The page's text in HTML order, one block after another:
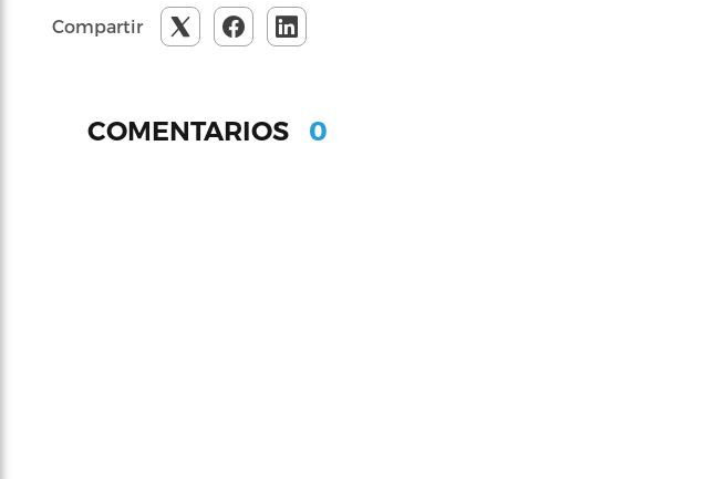
Compartir
COMENTARIOS 0